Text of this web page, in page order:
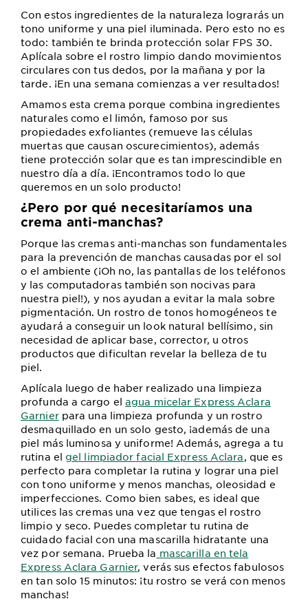
Con estos ingredientes de la naturaleza lograrás un
tono uniforme y una piel iluminada. Pero esto no es
todo: también te brinda protección solar FPS 30.
Aplícala sobre el rostro limpio dando movimientos
circulares con tus dedos, por la mañana y por la
tarde. ¡En una semana comienzas a ver resultados!
Amamos esta crema porque combina ingredientes
naturales como el limón, famoso por sus
propiedades exfoliantes (remueve las células
muertas que causan oscurecimientos), además
tiene protección solar que es tan imprescindible en
nuestro día a día. ¡Encontramos todo lo que
queremos en un solo producto!
¿Pero por qué necesitaríamos una
crema anti-manchas?
Porque las cremas anti-manchas son fundamentales
para la prevención de manchas causadas por el sol
o el ambiente (¡Oh no, las pantallas de los teléfonos
y las computadoras también son nocivas para
nuestra piel!), y nos ayudan a evitar la mala sobre
pigmentación. Un rostro de tonos homogéneos te
ayudará a conseguir un look natural bellísimo, sin
necesidad de aplicar base, corrector, u otros
productos que dificultan revelar la belleza de tu
piel.
Aplícala luego de haber realizado una limpieza
profunda a cargo elagua micelar Express Aclara
Garnierpara una limpieza profunda y un rostro
desmaquillado en un solo gesto, ¡además de una
piel más luminosa y uniforme! Además, agrega a tu
rutina el gel limpiador facial Express Aclara, que es
perfecto para completar la rutina y lograr una piel
con tono uniforme y menos manchas, oleosidad e
imperfecciones. Como bien sabes, es ideal que
utilices las cremas una vez que tengas el rostro
limpio y seco. Puedes completar tu rutina de
cuidado facial con una mascarilla hidratante una
vez por semana. Prueba la mascarilla en tela
Express Aclara Garnier, verás sus efectos fabulosos
en tan solo 15 minutos: ¡tu rostro se verá con menos
manchas!